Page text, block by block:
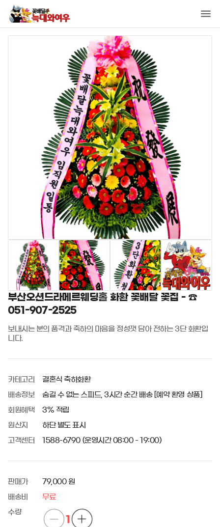
부산오션드라메르웨딩홀 화환 꽃배달 꽃집 - ☎
051-907-2525
보내시는 분의 품격과 축하의 마음을 정성껏 담아 전하는 3단 화환입
니다.
카테고리 결혼식 축하화환
배송정보 숨길 수 없는 스피드, 3시간 순간 배송 [예약 환영 상품]
회원혜택 3% 적립
원산지 하단 별도 표시
고객센터 1588-6790 (운영시간 08:00 - 19:00)
판매가 79,000 원
배송비 무료
수량
1